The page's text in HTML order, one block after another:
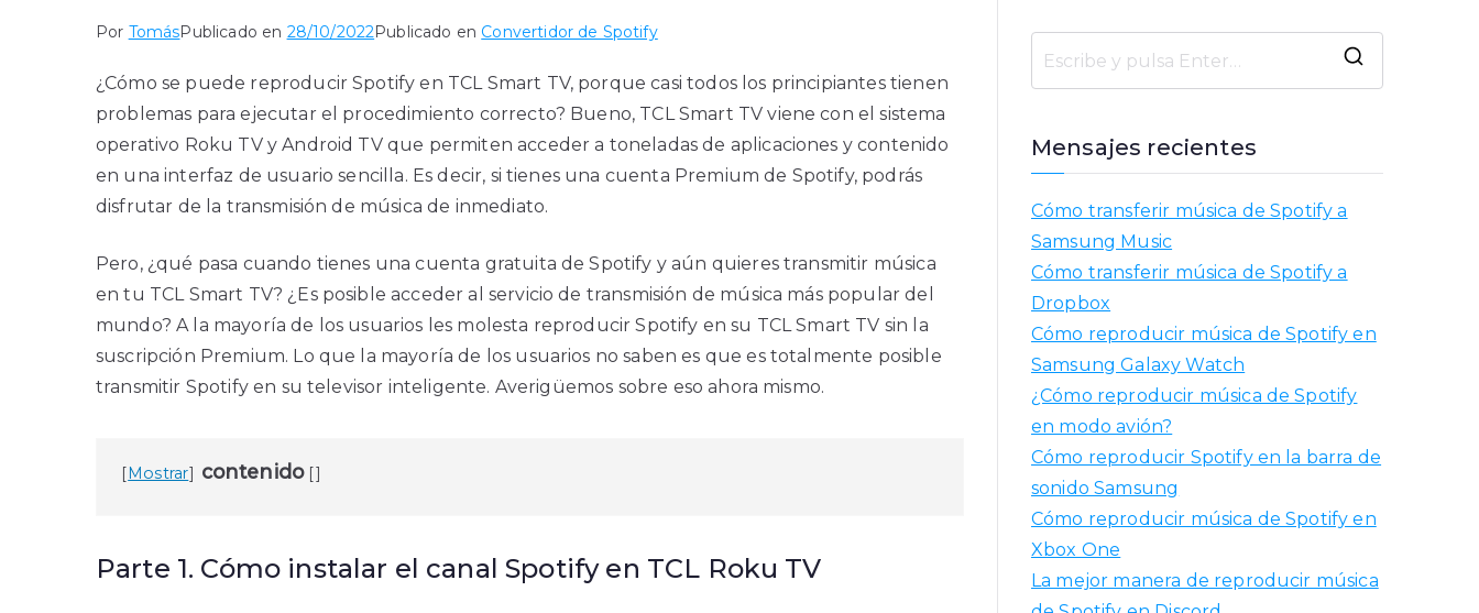
Por TomásPublicado en 28/10/2022Publicado en Convertidor de Spotify
¿Cómo se puede reproducir Spotify en TCL Smart TV, porque casi todos los principiantes tienen
problemas para ejecutar el procedimiento correcto? Bueno, TCL Smart TV viene con el sistema
operativo Roku TV y Android TV que permiten acceder a toneladas de aplicaciones y contenido
en una interfaz de usuario sencilla. Es decir, si tienes una cuenta Premium de Spotify, podrás
disfrutar de la transmisión de música de inmediato.
Pero, ¿qué pasa cuando tienes una cuenta gratuita de Spotify y aún quieres transmitir música
en tu TCL Smart TV? ¿Es posible acceder al servicio de transmisión de música más popular del
mundo? A la mayoría de los usuarios les molesta reproducir Spotify en su TCL Smart TV sin la
suscripción Premium. Lo que la mayoría de los usuarios no saben es que es totalmente posible
transmitir Spotify en su televisor inteligente. Averigüemos sobre eso ahora mismo.
Mostrar contenido
Parte 1. Cómo instalar el canal Spotify en TCL Roku TV
Mensajes recientes
Cómo transferir música de Spotify a
Samsung Music
Cómo transferir música de Spotify a
Dropbox
Cómo reproducir música de Spotify en
Samsung Galaxy Watch
¿Cómo reproducir música de Spotify
en modo avión?
Cómo reproducir Spotify en la barra de
sonido Samsung
Cómo reproducir música de Spotify en
Xbox One
La mejor manera de reproducir música